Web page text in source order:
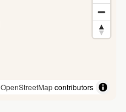
OpenStreetMapcontributors